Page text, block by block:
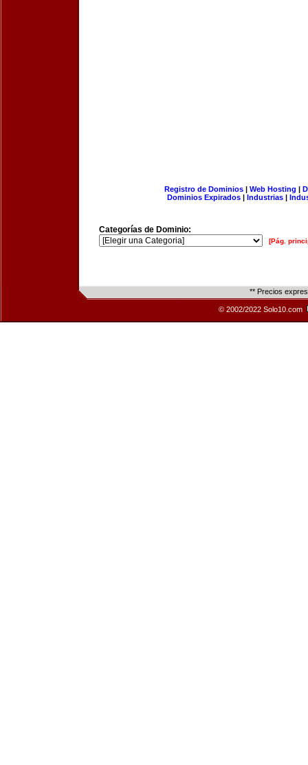
Registro de Dominios| Web Hosting |
Dominios Expirados | Industrias |
Categorías de Dominio:
[Pág.
** Precios
© 2002/2022 Solo10.com